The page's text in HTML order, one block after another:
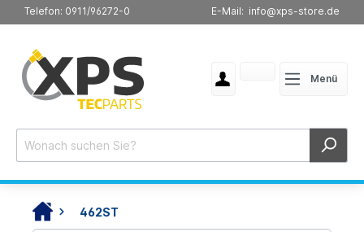
Telefon: 0911/96272-0 E-Mail: info@xps-store.de
Menü
462ST